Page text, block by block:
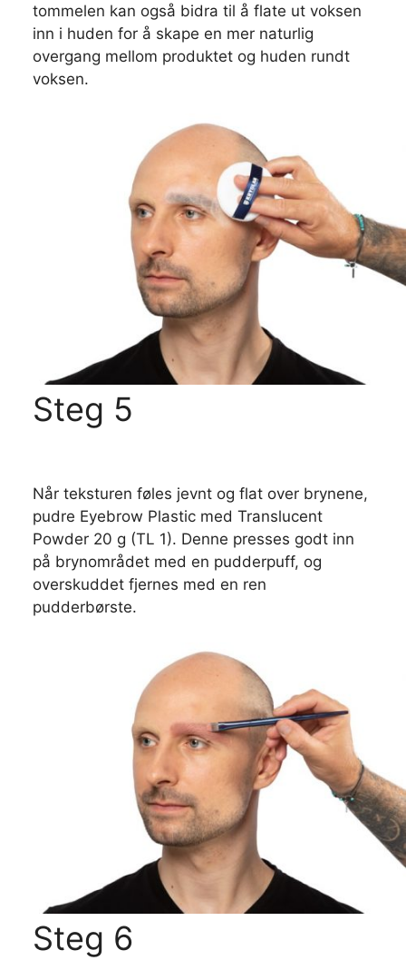
tommelen kan også bidra til å flate ut voksen
inn i huden for å skape en mer naturlig
overgang mellom produktet og huden rundt
voksen.
Steg 5
Når teksturen føles jevnt og flat over brynene,
pudre Eyebrow Plastic med Translucent
Powder 20 g (TL 1). Denne presses godt inn
på brynområdet med en pudderpuff, og
overskuddet fjernes med en ren
pudderbørste.
Steg 6